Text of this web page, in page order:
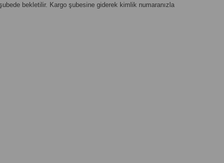
bekletilir. Kargo şubesine giderek kimlik numaranızla